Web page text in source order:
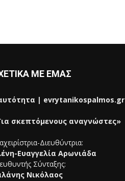
ΜΕ ΕΜΑΣ
| evrytanikospalmos.gr
σκεπτόμενους αναγνώστες»
Διευθύντρια:
Ευαγγελία Αρωνιάδα
Σύνταξης:
Νικόλαος